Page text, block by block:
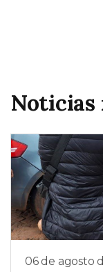
Noticias
06 de agosto